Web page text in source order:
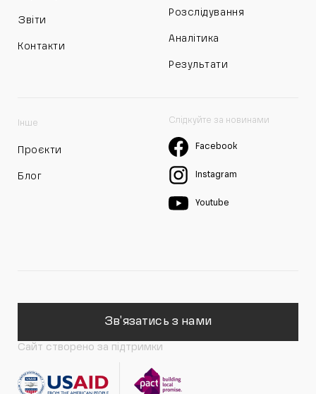
Звіти
Контакти
Розслідування
Аналітика
Результати
Інше
Проєкти
Блог
Слідкуйте за новинами
Facebook
Instagram
Youtube
Зв'язатись з нами
Сайт створено за підтримки